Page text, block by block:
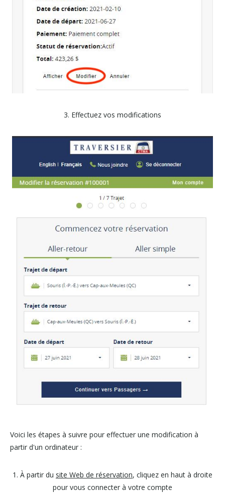
3. Effectuez vos modifications
Voici les étapes à suivre pour effectuer une modification à
partir d'un ordinateur :
1. À partir du site Web de réservation, cliquez en haut à droite
pour vous connecter à votre compte